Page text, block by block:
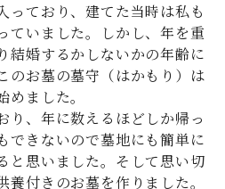
っており、建てた当時は私も
ていました。しかし、年を重
結婚するかしないかの年齢に
のお墓の墓守（はかもり）は
ました。
り、年に数えるほどしか帰っ
できないので墓地にも簡単に
と思いました。そして思い切
付きのお墓を作りました。